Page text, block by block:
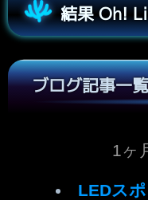
結果 Oh!
ブログ記事一
1ヶ
LEDスポ